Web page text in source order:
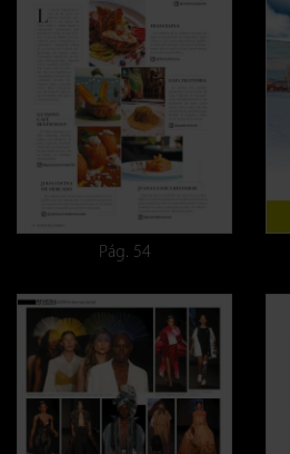
Pág. 54